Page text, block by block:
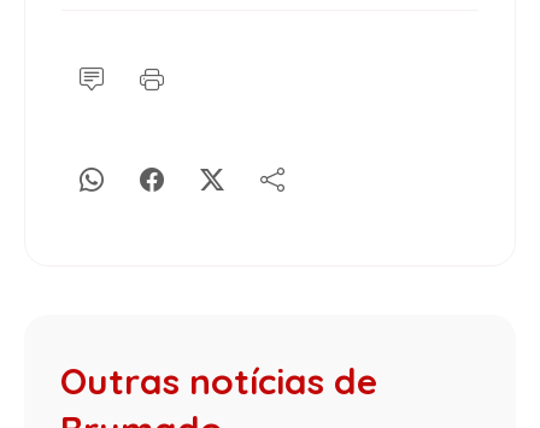
Outras notícias de